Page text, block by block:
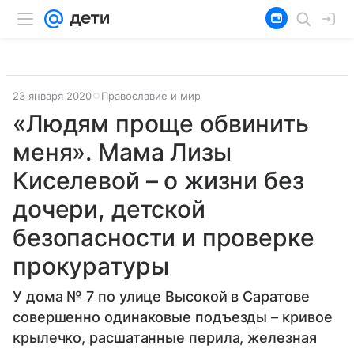
23 января 2020 Православие и мир
«Людям проще обвинить
меня». Мама Лизы
Киселевой – о жизни без
дочери, детской
безопасности и проверке
прокуратуры
У дома № 7 по улице Высокой в Саратове
совершенно одинаковые подъезды – кривое
крылечко, расшатанные перила, железная